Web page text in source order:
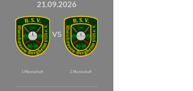
21.09.2026
1. Mannschaft
vs
2. Mannschaft